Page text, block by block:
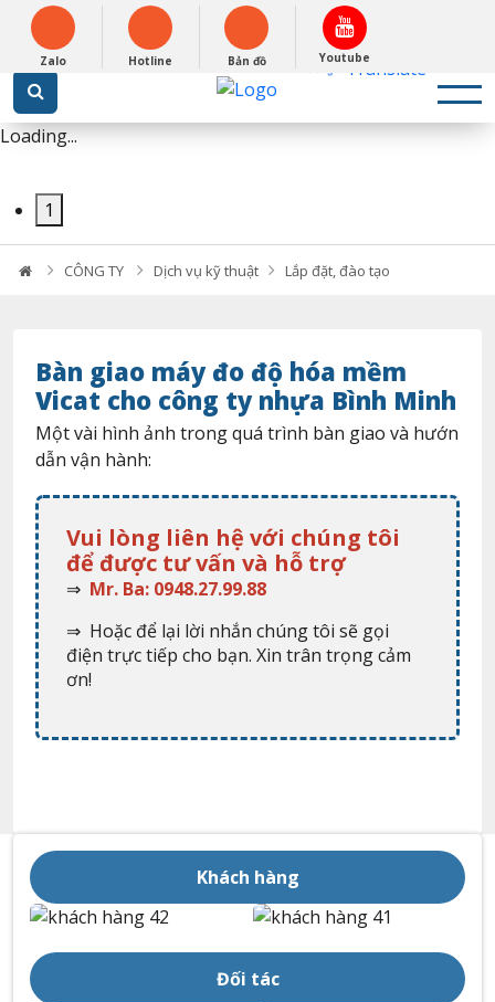
Powered by
Translate
English
0948279988
Loading...
1
CÔNG TY Dịch vụ kỹ thuật Lắp đặt, đào tạo
Bàn giao máy đo độ hóa mềm
Vicat cho công ty nhựa Bình Minh
Một vài hình ảnh trong quá trình bàn giao và hướn
dẫn vận hành:
Vui lòng liên hệ với chúng tôi
để được tư vấn và hỗ trợ
⇒ Mr. Ba: 0948.27.99.88
⇒ Hoặc để lại lời nhắn chúng tôi sẽ gọi
điện trực tiếp cho bạn. Xin trân trọng cảm
ơn!
Khách hàng
Đối tác
Zalo Hotline Bản đồ Youtube